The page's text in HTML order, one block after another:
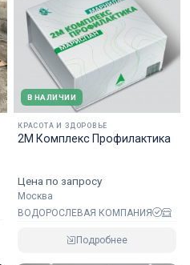
В НАЛИЧИИ
КРАСОТА И ЗДОРОВЬЕ
2М Комплекс Профилактика
Цена по запросу
Москва
ВОДОРОСЛЕВАЯ КОМПАНИЯ
Подробнее